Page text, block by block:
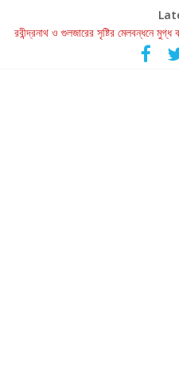
রবীন্দ্রনাথ ও গুলজারের সৃষ্টির মেলবন্ধনে মুগ্ধ
কলের গান থেকে রীলস্ — বাঙালির গান শোনার
জগন্নাথমঙ্গলম্ — বাংলায় প্রথমবার মঞ্চে